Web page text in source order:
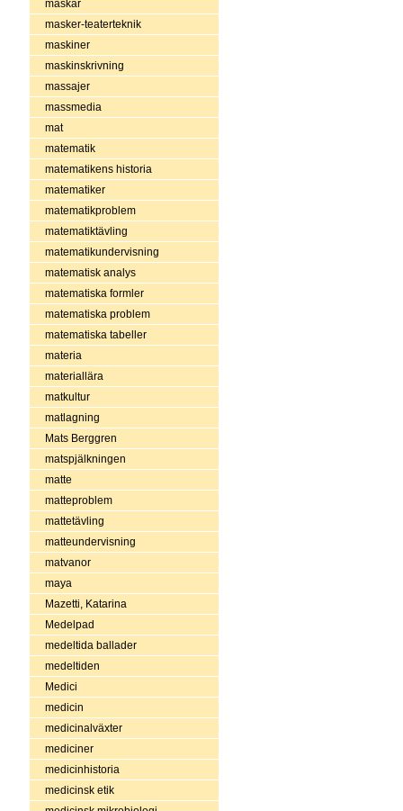
maskar
masker-teaterteknik
maskiner
maskinskrivning
massajer
massmedia
mat
matematik
matematikens historia
matematiker
matematikproblem
matematiktävling
matematikundervisning
matematisk analys
matematiska formler
matematiska problem
matematiska tabeller
materia
materiallära
matkultur
matlagning
Mats Berggren
matspjälkningen
matte
matteproblem
mattetävling
matteundervisning
matvanor
maya
Mazetti, Katarina
Medelpad
medeltida ballader
medeltiden
Medici
medicin
medicinalväxter
mediciner
medicinhistoria
medicinsk etik